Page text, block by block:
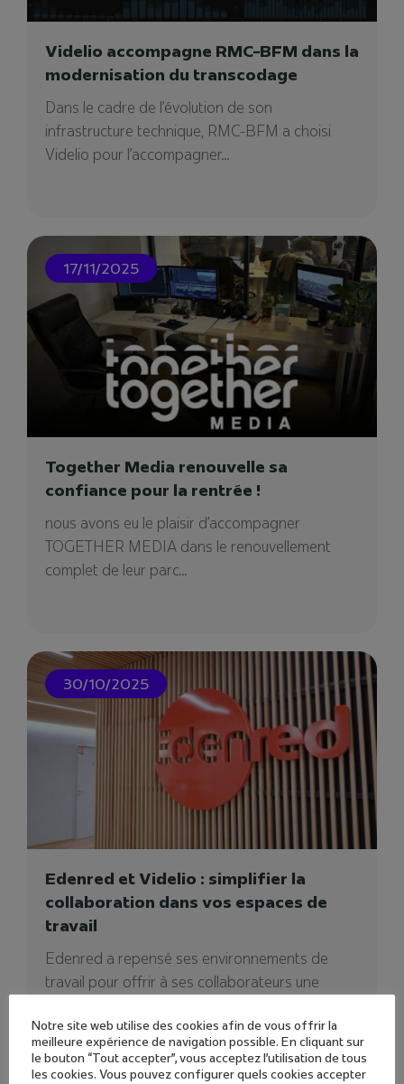
Videlio accompagne RMC-BFM dans la
modernisation du transcodage
Dans le cadre de l’évolution de son
infrastructure technique, RMC-BFM a choisi
Videlio pour l’accompagner...
17/11/2025
Together Media renouvelle sa
confiance pour la rentrée !
nous avons eu le plaisir d’accompagner
TOGETHER MEDIA dans le renouvellement
complet de leur parc...
30/10/2025
Edenred et Videlio : simplifier la
collaboration dans vos espaces de
travail
Edenred a repensé ses environnements de
travail pour offrir à ses collaborateurs une
Guyaspace Expérience
plongée immersive...
28/08/2024
Postside
espace...
La mission principale de la SACEM est de gérer
et de protéger les droits des...
Notre site web utilise des cookies afin de vous offrir la
meilleure expérience de navigation possible. En cliquant sur
le bouton “Tout accepter”, vous acceptez l'utilisation de tous
les cookies. Vous pouvez configurer quels cookies accepter